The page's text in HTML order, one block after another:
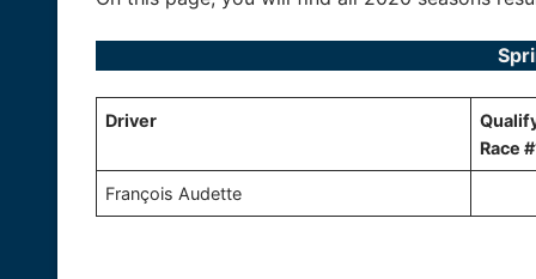
Driver
Race
François Audette